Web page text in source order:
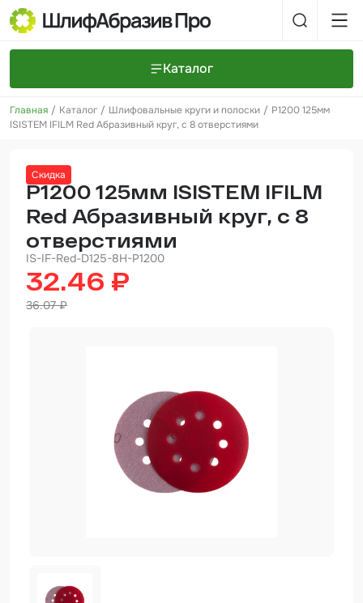
Каталог
О компании
Доставка и оплата
Шлифовальные круги и полоски
Полировальные круги и пасты
Нетканые абразивные материалы
Инструменты
Краскопульты и Аэрографы
Добавки
Шлифовальные ленты
Главная Каталог Шлифовальные круги и полоски
P1200 125мм
ISISTEM IFILM Red Абразивный круг, с 8 отверстиями
Скидка
P1200 125мм ISISTEM IFILM
Red Абразивный круг, с 8
отверстиями
IS-IF-Red-D125-8H-P1200
32.46 ₽
36.07 ₽